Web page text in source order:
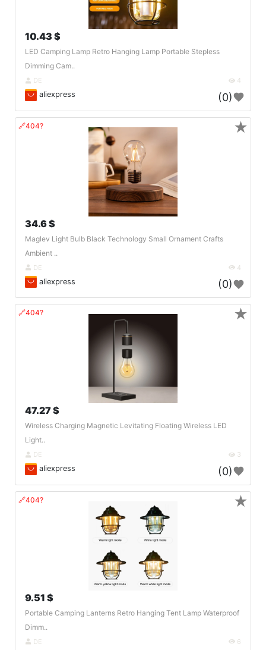
10.43 $
LED Camping Lamp Retro Hanging Lamp Portable Stepless
Dimming Cam..
DE 4
aliexpress (0)
🔗404?
34.6 $
Maglev Light Bulb Black Technology Small Ornament Crafts
Ambient ..
DE 4
aliexpress (0)
★
🔗404?
47.27 $
Wireless Charging Magnetic Levitating Floating Wireless LED
Light..
DE 3
aliexpress (0)
★
🔗404?
9.51 $
Portable Camping Lanterns Retro Hanging Tent Lamp Waterproof
Dimm..
DE 6
★